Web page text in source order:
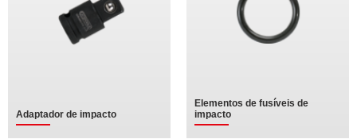
Adaptador de impacto
Elementos de fusíveis de
impacto